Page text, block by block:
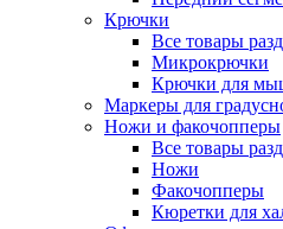
Крючки
Все товары
Микрокрючки
Крючки для
Маркеры для
Ножи и факочопперы
Все товары
Ножи
Факочопперы
Кюретки для